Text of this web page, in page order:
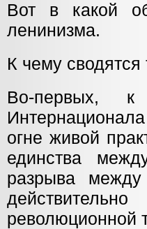
Вот в какой
ленинизма.
К чему сводятся
Во-первых, к
огне живой
единства
разрыва
революционной